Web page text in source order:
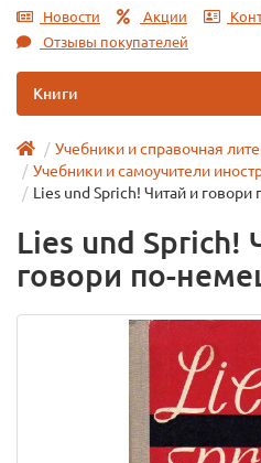
Новости Акции
Отзывы покупателей
Книги
Учебники и справочная
Учебники и самоучители
Lies und Sprich! Читай и говори
Lies und Sprich!
говори по-